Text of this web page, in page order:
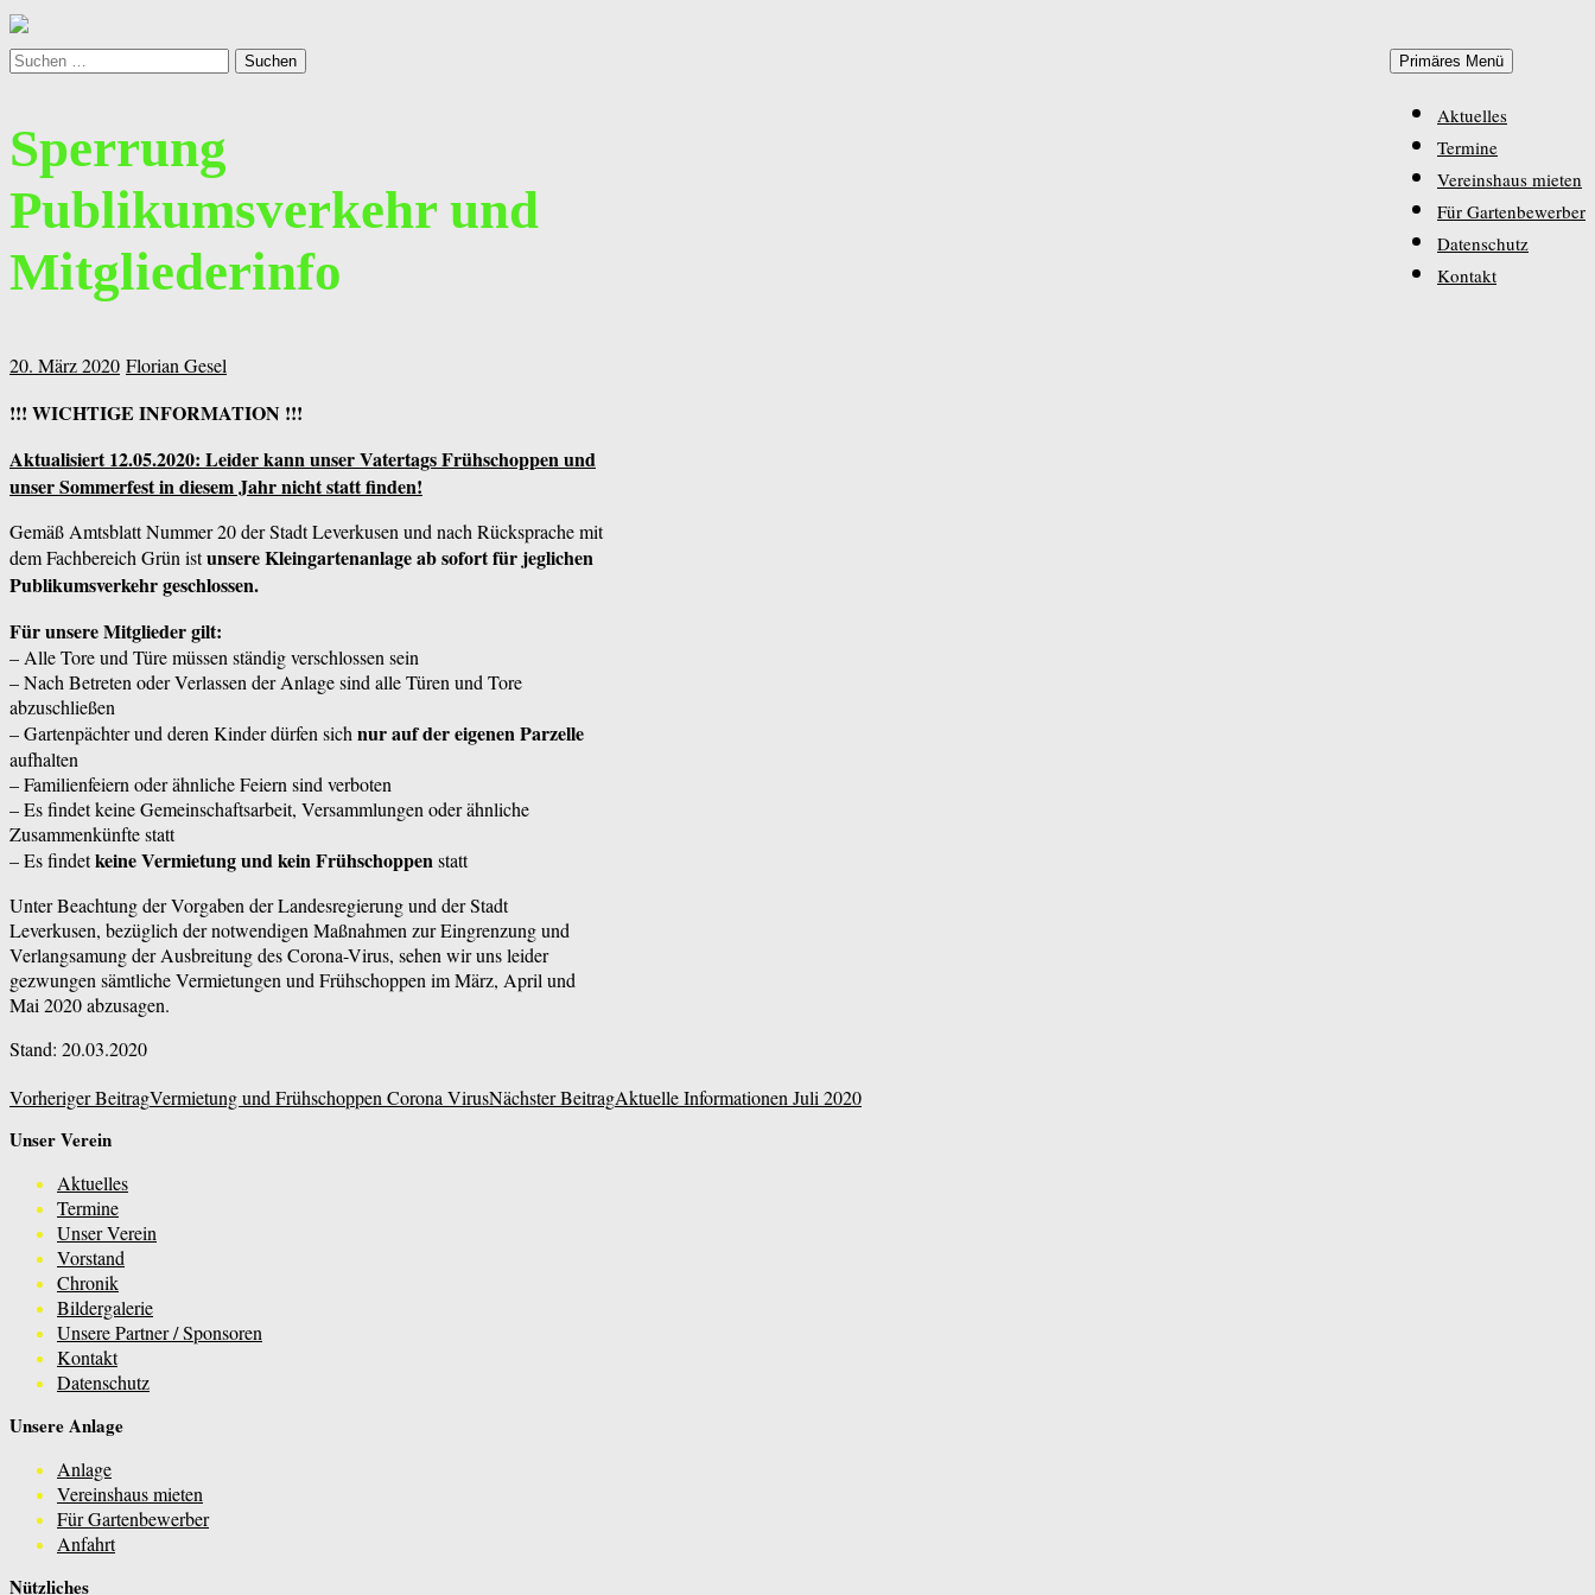
Suchen Primäres Menü Zum
Inhalt
Aktuelles
Termine
Vereinshaus mieten
Für Gartenbewerber
Datenschutz
Kontakt
Suchen
Sperrung
Publikumsverkehr und
Mitgliederinfo
20. März 2020 Florian Gesel
!!! WICHTIGE INFORMATION !!!
Aktualisiert 12.05.2020: Leider kann unser Vatertags Frühschoppen und
unser Sommerfest in diesem Jahr nicht statt finden!
Gemäß Amtsblatt Nummer 20 der Stadt Leverkusen und nach Rücksprache mit
dem Fachbereich Grün istunsere Kleingartenanlage ab sofort für jeglichen
Publikumsverkehr geschlossen.
Für unsere Mitglieder gilt:
– Alle Tore und Türe müssen ständig verschlossen sein
– Nach Betreten oder Verlassen der Anlage sind alle Türen und Tore
abzuschließen
– Gartenpächter und deren Kinder dürfen sich nur auf der eigenen Parzelle
aufhalten
– Familienfeiern oder ähnliche Feiern sind verboten
– Es findet keine Gemeinschaftsarbeit, Versammlungen oder ähnliche
Zusammenkünfte statt
– Es findetkeine Vermietung und kein Frühschoppenstatt
Unter Beachtung der Vorgaben der Landesregierungund der Stadt
Leverkusen, bezüglich der notwendigen Maßnahmen zur Eingrenzung und
Verlangsamung der Ausbreitung des Corona-Virus, sehen wir uns leider
gezwungen sämtliche Vermietungen und Frühschoppen im März, April und
Mai 2020 abzusagen.
Stand: 20.03.2020
Beitragsnavigation
Vorheriger BeitragVermietung und Frühschoppen Corona VirusNächster BeitragAktuelle Informationen Juli 2020
KGV Schöne Aussicht e.V. Leverkusen Lützenkirchen
Unser Verein
Aktuelles
Termine
Unser Verein
Vorstand
Chronik
Bildergalerie
Unsere Partner / Sponsoren
Kontakt
Datenschutz
Unsere Anlage
Anlage
Vereinshaus mieten
Für Gartenbewerber
Anfahrt
Nützliches